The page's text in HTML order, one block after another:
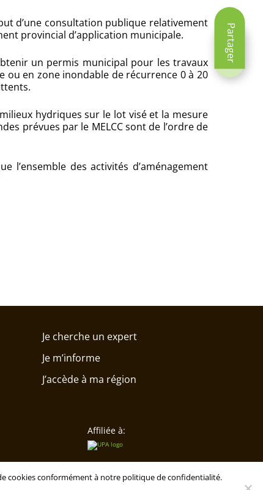
d’une consultation publique relativement
provincial d’application municipale.
un permis municipal pour les travaux
ou en zone inondable de récurrence 0 à 20
hydriques sur le lot visé et la mesure
prévues par le MELCC sont de l’ordre de
l’ensemble des activités d’aménagement
Partager
Je cherche un expert
Je m’informe
J’accède à ma région
Affiliée à:
cookies conformément à notre politique de confidentialité.